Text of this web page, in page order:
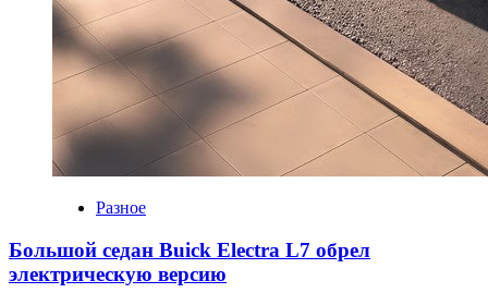
Разное
Большой седан Buick Electra L7 обрел
электрическую версию